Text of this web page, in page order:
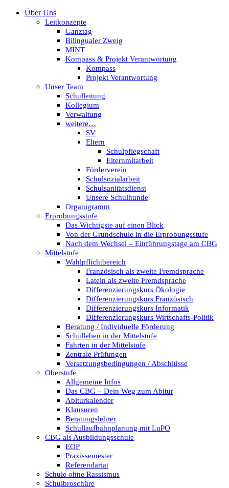
Über Uns
Leitkonzepte
Ganztag
Bilingualer Zweig
MINT
Kompass & Projekt Verantwortung
Kompass
Projekt Verantwortung
Unser Team
Schulleitung
Kollegium
Verwaltung
weitere…
SV
Eltern
Schulpflegschaft
Elternmitarbeit
Förderverein
Schulsozialarbeit
Schulsanitätsdienst
Unsere Schulhunde
Organigramm
Erprobungsstufe
Das Wichtigste auf einen Blick
Von der Grundschule in die Erprobungsstufe
Nach dem Wechsel – Einführungstage am CBG
Mittelstufe
Wahlpflichtbereich
Französisch als zweite Fremdsprache
Latein als zweite Fremdsprache
Differenzierungskurs Ökologie
Differenzierungskurs Französisch
Differenzierungskurs Informatik
Differenzierungskurs Wirtschafts-Politik
Beratung / Individuelle Förderung
Schulleben in der Mittelstufe
Fahrten in der Mittelstufe
Zentrale Prüfungen
Versetzungsbedingungen / Abschlüsse
Oberstufe
Allgemeine Infos
Das CBG – Dein Weg zum Abitur
Abiturkalender
Klausuren
Beratungslehrer
Schullaufbahnplanung mit LuPO
CBG als Ausbildungsschule
EOP
Praxissemester
Referendariat
Schule ohne Rassismus
Schulbroschüre